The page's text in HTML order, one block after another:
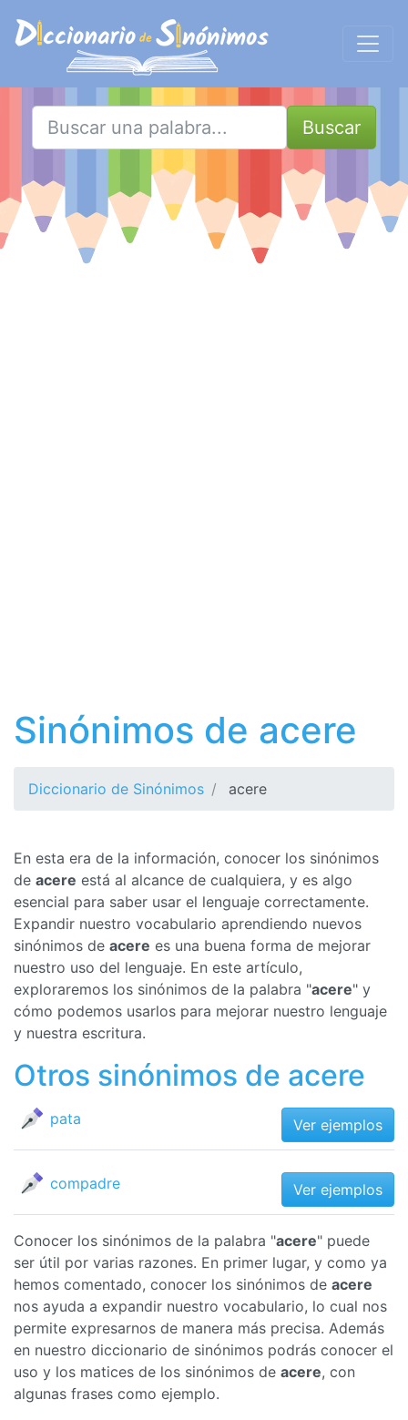
Buscar
Sinónimos de acere
Diccionario de Sinónimos acere
En esta era de la información, conocer los sinónimos
de acere está al alcance de cualquiera, y es algo
esencial para saber usar el lenguaje correctamente.
Expandir nuestro vocabulario aprendiendo nuevos
sinónimos de acere es una buena forma de mejorar
nuestro uso del lenguaje. En este artículo,
exploraremos los sinónimos de la palabra "acere" y
cómo podemos usarlos para mejorar nuestro lenguaje
y nuestra escritura.
Otros sinónimos de acere
pata Ver ejemplos
compadre Ver ejemplos
Conocer los sinónimos de la palabra "acere" puede
ser útil por varias razones. En primer lugar, y como ya
hemos comentado, conocer los sinónimos de acere
nos ayuda a expandir nuestro vocabulario, lo cual nos
permite expresarnos de manera más precisa. Además
en nuestro diccionario de sinónimos podrás conocer el
uso y los matices de los sinónimos de acere, con
algunas frases como ejemplo.